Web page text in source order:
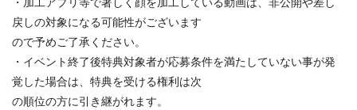
戻しの対象になる可能性がございます
ので予めご了承ください。
・イベント終了後特典対象者が応募条件を満たしていない事が発
覚した場合は、特典を受ける権利は次
の順位の⽅に引き継がれます。